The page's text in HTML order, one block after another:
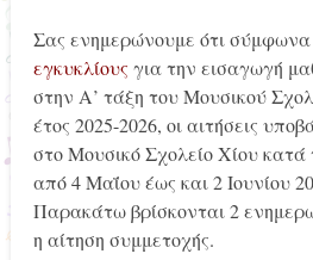
Σας ενημερώνουμε ότι σύμφωνα
εγκυκλίους για την εισαγωγή
στην Α’ τάξη του Μουσικού
έτος 2025-2026, οι αιτήσεις
στο Μουσικό Σχολείο Χίου κατά
από 4 Μαΐου έως και 2 Ιουνίου
Παρακάτω βρίσκονται 2
η αίτηση συμμετοχής.